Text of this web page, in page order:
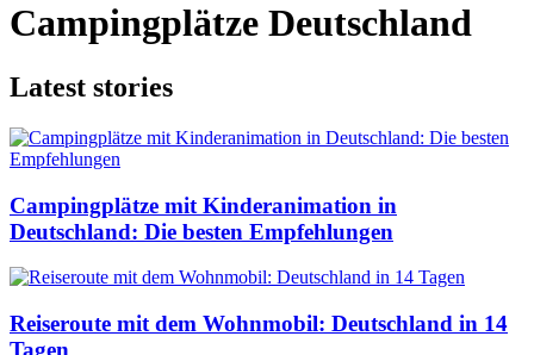
Campingplätze Deutschland
Latest stories
Campingplätze mit Kinderanimation in
Deutschland: Die besten Empfehlungen
Reiseroute mit dem Wohnmobil: Deutschland in 14
Tagen